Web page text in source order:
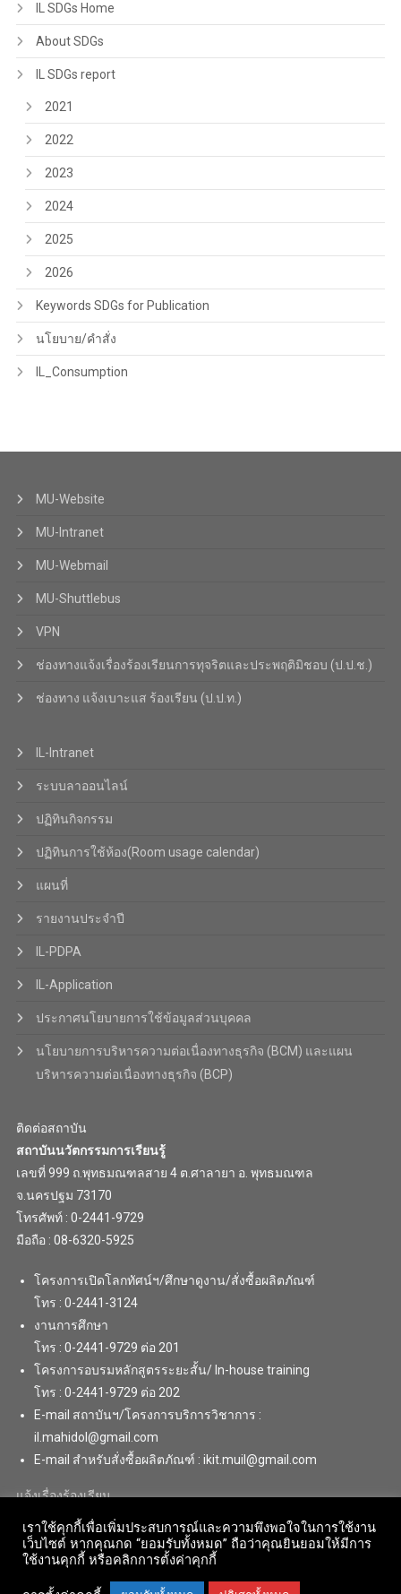
IL SDGs Home
About SDGs
IL SDGs report
2021
2022
2023
2024
2025
2026
Keywords SDGs for Publication
นโยบาย/คำสั่ง
IL_Consumption
MU-Website
MU-Intranet
MU-Webmail
MU-Shuttlebus
VPN
ช่องทางแจ้งเรื่องร้องเรียนการทุจริตและประพฤติมิชอบ (ป.ป.ช.)
ช่องทาง แจ้งเบาะแส ร้องเรียน (ป.ป.ท.)
IL-Intranet
ระบบลาออนไลน์
ปฏิทินกิจกรรม
ปฏิทินการใช้ห้อง(Room usage calendar)
แผนที่
รายงานประจำปี
IL-PDPA
IL-Application
ประกาศนโยบายการใช้ข้อมูลส่วนบุคคล
นโยบายการบริหารความต่อเนื่องทางธุรกิจ (BCM) และแผน
บริหารความต่อเนื่องทางธุรกิจ (BCP)
ติดต่อสถาบัน
สถาบันนวัตกรรมการเรียนรู้
เลขที่ 999 ถ.พุทธมณฑลสาย 4 ต.ศาลายา อ. พุทธมณฑล
จ.นครปฐม 73170
โทรศัพท์ : 0-2441-9729
มือถือ : 08-6320-5925
โครงการเปิดโลกทัศน์ฯ/ศึกษาดูงาน/สั่งซื้อผลิตภัณฑ์
โทร : 0-2441-3124
งานการศึกษา
โทร : 0-2441-9729 ต่อ 201
โครงการอบรมหลักสูตรระยะสั้น/ In-house training
โทร : 0-2441-9729 ต่อ 202
E-mail สถาบันฯ/โครงการบริการวิชาการ :
il.mahidol@gmail.com
E-mail สำหรับสั่งซื้อผลิตภัณฑ์ : ikit.muil@gmail.com
แจ้งเรื่องร้องเรียน
เราใช้คุกกี้เพื่อเพิ่มประสบการณ์และความพึงพอใจในการใช้งาน
เว็บไซต์ หากคุณกด “ยอมรับทั้งหมด” ถือว่าคุณยินยอมให้มีการ
ใช้งานคุกกี้ หรือคลิกการตั้งค่าคุกกี้